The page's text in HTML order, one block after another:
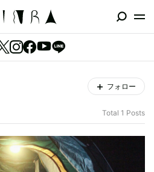
フォロー
Total 1 Posts